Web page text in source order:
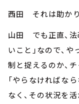
西田 それは助かり
山田 でも正直、法
いこと」なので、
制と捉えるのか、
「やらなければな
なく、その状況を